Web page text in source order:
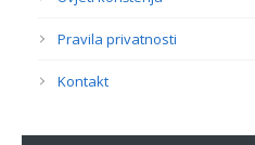
Pravila privatnosti
Kontakt